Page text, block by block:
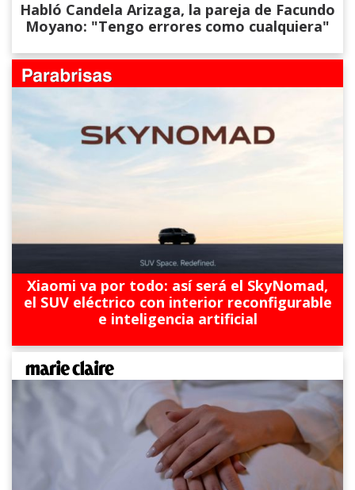
Habló Candela Arizaga, la pareja de Facundo
Moyano: "Tengo errores como cualquiera"
Xiaomi va por todo: así será el SkyNomad,
el SUV eléctrico con interior reconfigurable
e inteligencia artificial